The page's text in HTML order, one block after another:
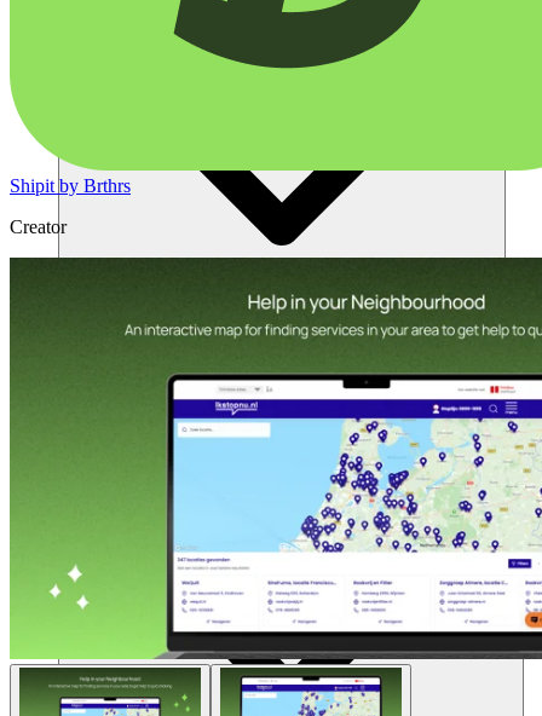
Ressources
Shipit by Brthrs
Creator